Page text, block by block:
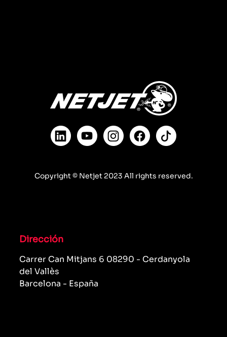
Copyright © Netjet 2023 All rights reserved.
Dirección
Carrer Can Mitjans 6 08290 - Cerdanyola
del Vallès
Barcelona - España